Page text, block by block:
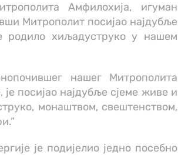
Амфилохија, игуман
Митрополит посијао најдубље
родило хиљадуструко у нашем
нашег Митрополита
посијао најдубље сјеме живе и
монаштвом, свештенством,
је подијелио једно посебно